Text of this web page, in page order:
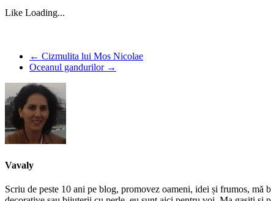
Like Loading...
← Cizmulita lui Mos Nicolae
Oceanul gandurilor →
Vavaly
Scriu de peste 10 ani pe blog, promovez oameni, idei și frumos, mă